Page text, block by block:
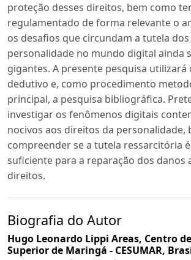
proteção desses direitos, bem como
regulamentado de forma relevante o
os desafios que circundam a tutela
personalidade no mundo digital ainda
gigantes. A presente pesquisa utilizará
dedutivo e, como procedimento
principal, a pesquisa bibliográfica.
investigar os fenômenos digitais
nocivos aos direitos da personalidade,
compreender se a tutela ressarcitória
suficiente para a reparação dos danos
direitos.
Biografia do Autor
Hugo Leonardo Lippi Areas, Centro
Superior de Maringá - CESUMAR,